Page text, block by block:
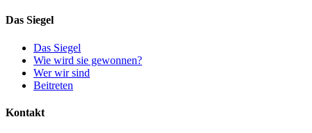
Das Siegel
Das Siegel
Wie wird sie gewonnen?
Wer wir sind
Beitreten
Kontakt